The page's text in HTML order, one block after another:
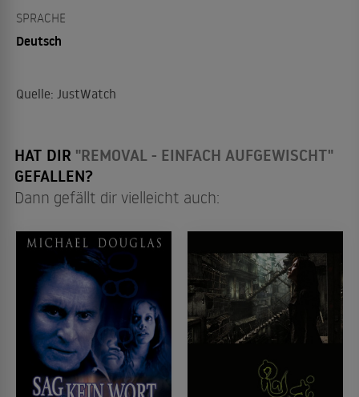
SPRACHE
Deutsch
Quelle: JustWatch
HAT DIR "REMOVAL - EINFACH AUFGEWISCHT"
GEFALLEN?
Dann gefällt dir vielleicht auch: